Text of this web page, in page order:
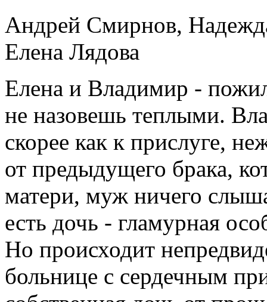
Андрей Смирнов,
Елена Лядова
Елена и Владимир -
не назовешь теплыми.
скорее как к прислуге,
от предыдущего брака,
матери, муж ничего
есть дочь - гламурная
Но происходит
больнице с сердечным